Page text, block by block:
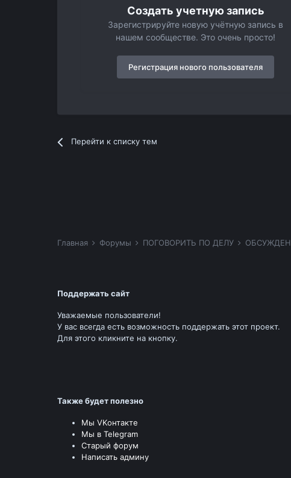
Создать учетную запись
Зарегистрируйте новую учётную запись в
нашем сообществе. Это очень просто!
Регистрация нового пользователя
Перейти к списку тем
Главная Форумы ПОГОВОРИТЬ ПО ДЕЛУ
Поддержать сайт
Уважаемые пользователи!
У вас всегда есть возможность поддержать этот проект.
Для этого кликните на кнопку.
Также будет полезно
Мы VKонтакте
Мы в Telegram
Старый форум
Написать админу